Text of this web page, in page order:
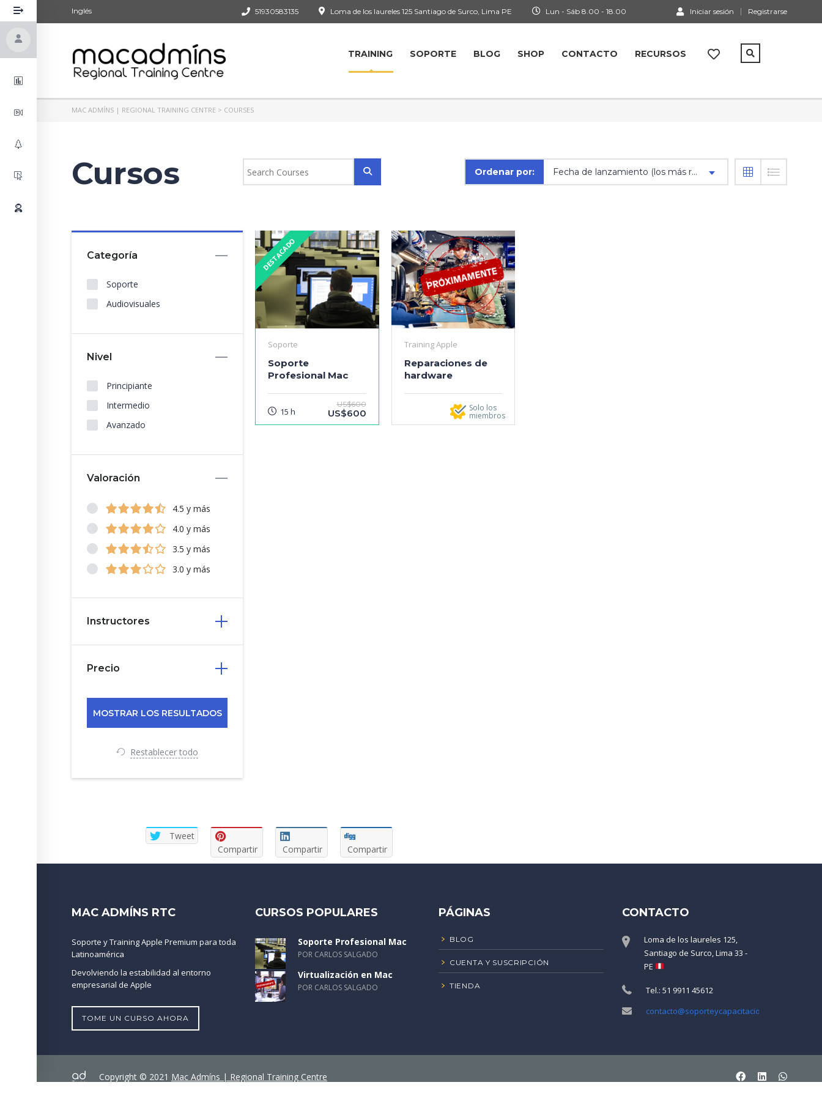
Login/Sign UP
Ciencias
Inglés Iniciar sesión Registrarse
Lun - Sáb 8.00 - 18.00
Loma de los laureles 125 Santiago de Surco, Lima PE
51930583135
TRAINING SOPORTE BLOG SHOP CONTACTO RECURSOS
MAC ADMÍNS | REGIONAL TRAINING CENTRE > COURSES
Cursos Ordenar por: Fecha de lanzamiento (los más recientes primero)
Categoría
Soporte
Audiovisuales
Nivel
Principiante
Intermedio
Avanzado
Valoración
4.5 y más
4.0 y más
3.5 y más
3.0 y más
Instructores
Precio
Restablecer todo
DESTACADO
Soporte
Soporte
Profesional Mac
15 h
US$600
US$600
Training Apple
Reparaciones de
hardware
Solo los
miembros
Tweet
Compartir
Compartir Compartir
MAC ADMÍNS RTC
Soporte y Training Apple Premium para toda
Latinoamérica
Devolviendo la estabilidad al entorno
empresarial de Apple
TOME UN CURSO AHORA
CURSOS POPULARES
Soporte Profesional Mac
POR CARLOS SALGADO
Virtualización en Mac
POR CARLOS SALGADO
PÁGINAS
BLOG
CUENTA Y SUSCRIPCIÓN
TIENDA
CONTACTO
Loma de los laureles 125,
Santiago de Surco, Lima 33 -
PE
Tel.: 51 9911 45612
contacto@soporteycapacitaciones.com
Copyright © 2021 Mac Admíns | Regional Training Centre